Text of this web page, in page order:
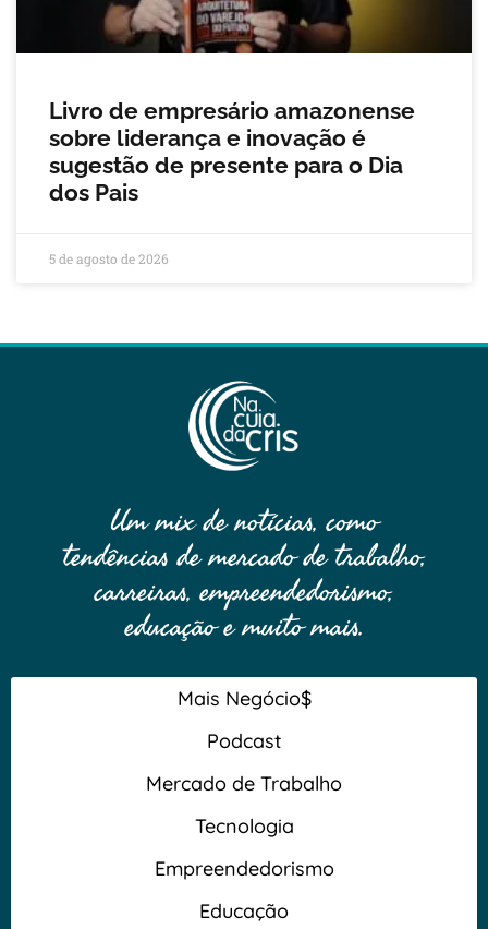
Livro de empresário amazonense
sobre liderança e inovação é
sugestão de presente para o Dia
dos Pais
5 de agosto de 2026
Um mix de notícias, como
tendências de mercado de trabalho,
carreiras, empreendedorismo,
educação e muito mais.
Mais Negócio$
Podcast
Mercado de Trabalho
Tecnologia
Empreendedorismo
Educação